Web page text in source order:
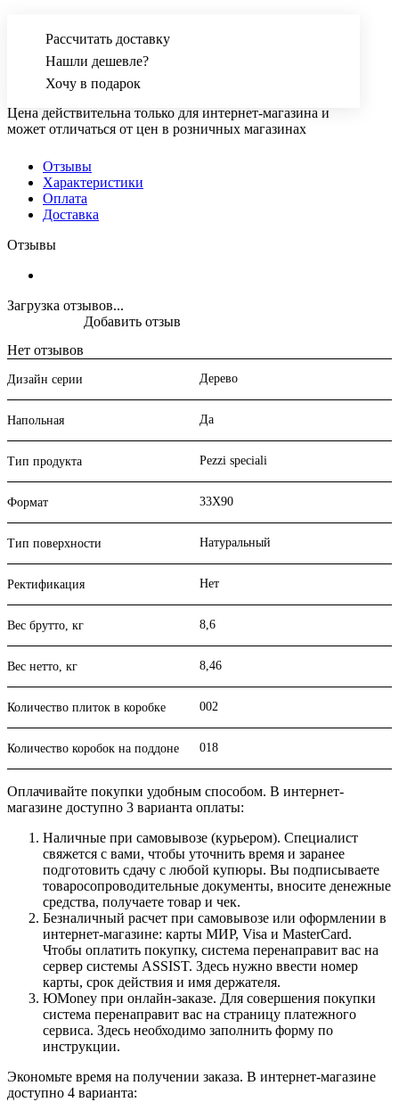
Рассчитать доставку
Нашли дешевле?
Хочу в подарок
Цена действительна только для интернет-магазина и
может отличаться от цен в розничных магазинах
Отзывы
Характеристики
Оплата
Доставка
Отзывы
Загрузка отзывов...
Нет отзывов
Добавить отзыв
Дизайн серии Дерево
Напольная Да
Тип продукта Pezzi speciali
Формат 33X90
Тип поверхности Натуральный
Ректификация Нет
Вес брутто, кг 8,6
Вес нетто, кг 8,46
Количество плиток в коробке 002
Количество коробок на поддоне 018
Оплачивайте покупки удобным способом. В интернет-
магазине доступно 3 варианта оплаты:
Наличные при самовывозе (курьером). Специалист
свяжется с вами, чтобы уточнить время и заранее
подготовить сдачу с любой купюры. Вы подписываете
товаросопроводительные документы, вносите денежные
средства, получаете товар и чек.
Безналичный расчет при самовывозе или оформлении в
интернет-магазине: карты МИР, Visa и MasterCard.
Чтобы оплатить покупку, система перенаправит вас на
сервер системы ASSIST. Здесь нужно ввести номер
карты, срок действия и имя держателя.
ЮMoney при онлайн-заказе. Для совершения покупки
система перенаправит вас на страницу платежного
сервиса. Здесь необходимо заполнить форму по
инструкции.
Экономьте время на получении заказа. В интернет-магазине
доступно 4 варианта: